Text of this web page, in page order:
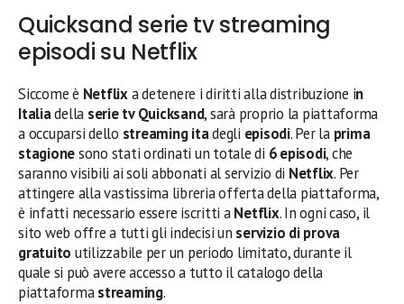
Quicksand serie tv streaming
episodi su Netflix
Siccome è Netflixa detenere i diritti alla distribuzione in
Italiadella serie tv Quicksand, sarà proprio la piattaforma
a occuparsi dello streaming itadegli episodi. Per la prima
stagionesono stati ordinati un totale di 6 episodi, che
saranno visibili ai soli abbonati al servizio di Netflix. Per
attingere alla vastissima libreria offerta della piattaforma,
è infatti necessario essere iscritti aNetflix. In ogni caso, il
sito web offre a tutti gli indecisi un servizio di prova
gratuito utilizzabile per un periodo limitato, durante il
quale si può avere accesso a tutto il catalogo della
piattaformastreaming.